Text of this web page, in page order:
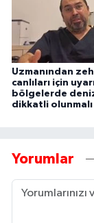
Uzmanından
canlıları için
bölgelerde
dikkatli olunmalı
Yorumlar